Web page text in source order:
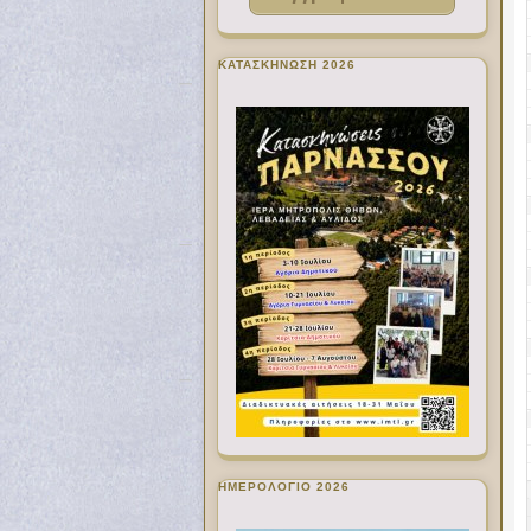
ΚΑΤΑΣΚΗΝΩΣΗ 2026
ΗΜΕΡΟΛΟΓΙΟ 2026